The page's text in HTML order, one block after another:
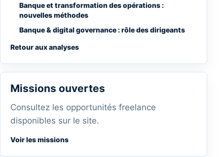
Banque et transformation des opérations :
nouvelles méthodes
Banque & digital governance : rôle des dirigeants
Retour aux analyses
Missions ouvertes
Consultez les opportunités freelance
disponibles sur le site.
Voir les missions